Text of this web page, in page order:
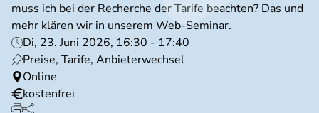
muss ich bei der Recherche der Tarife beachten? Das und
mehr klären wir in unserem Web-Seminar.
Di, 23. Juni 2026, 16:30 - 17:40
Preise, Tarife, Anbieterwechsel
Online
kostenfrei